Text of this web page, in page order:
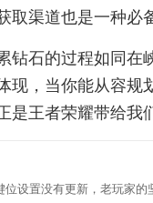
取渠道也是一种必
钻石的过程如同在
现，当你能从容规
是王者荣耀带给我
位设置没有更新，老玩家的